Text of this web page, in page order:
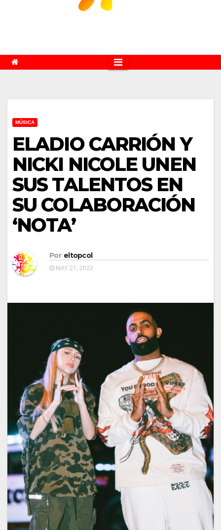
MÚSICA
ELADIO CARRIÓN Y
NICKI NICOLE UNEN
SUS TALENTOS EN
SU COLABORACIÓN
‘NOTA’
Por eltopcol
MAY 27, 2022